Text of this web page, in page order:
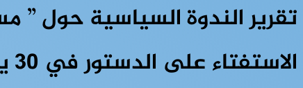
تقرير الندوة السياسية حول
الاستفتاء على الدستور في 30 يوليو 2023″